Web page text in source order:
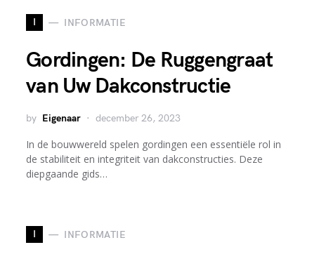
I INFORMATIE
Gordingen: De Ruggengraat
van Uw Dakconstructie
by Eigenaar december 26, 2023
In de bouwwereld spelen gordingen een essentiële rol in
de stabiliteit en integriteit van dakconstructies. Deze
diepgaande gids…
I INFORMATIE